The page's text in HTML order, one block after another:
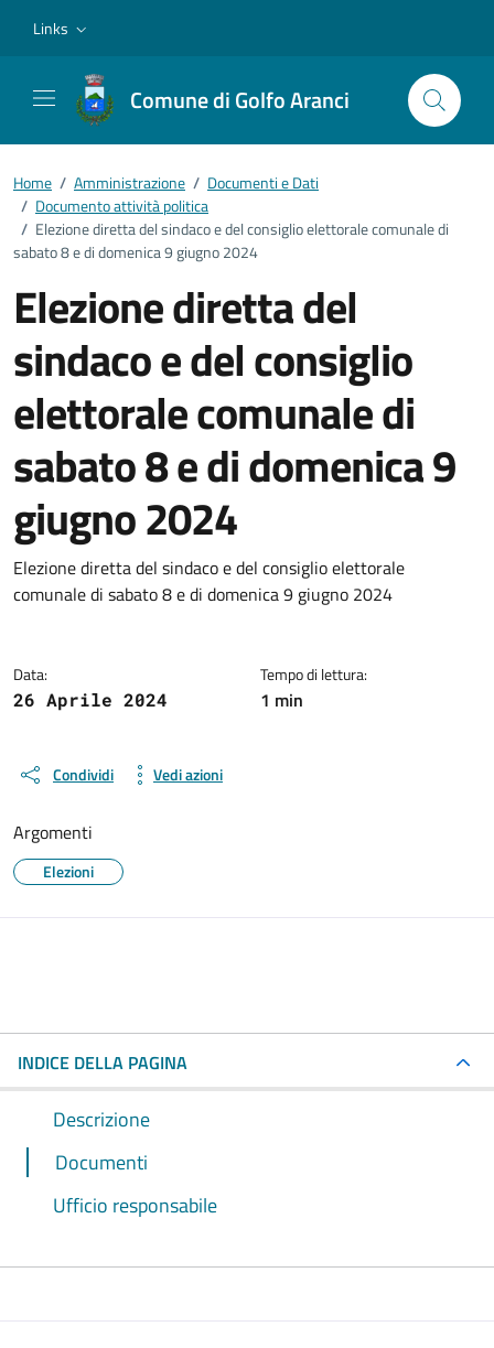
Links
Comune di Golfo Aranci
Home / Amministrazione / Documenti e Dati
/ Documento attività politica
/ Elezione diretta del sindaco e del consiglio elettorale comunale di
sabato 8 e di domenica 9 giugno 2024
Elezione diretta del
sindaco e del consiglio
elettorale comunale di
sabato 8 e di domenica 9
giugno 2024
Dettagli del documento
Elezione diretta del sindaco e del consiglio elettorale
comunale di sabato 8 e di domenica 9 giugno 2024
Data:
26 Aprile 2024
Tempo di lettura:
1 min
Condividi Vedi azioni
Argomenti
Elezioni
INDICE DELLA PAGINA
Descrizione
Documenti
Ufficio responsabile